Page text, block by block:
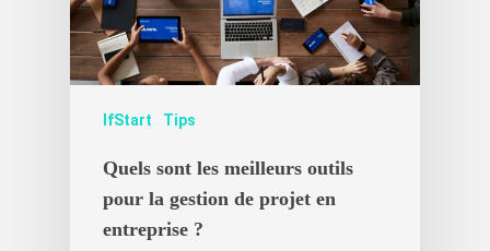
IfStart Tips
Quels sont les meilleurs outils
pour la gestion de projet en
entreprise ?